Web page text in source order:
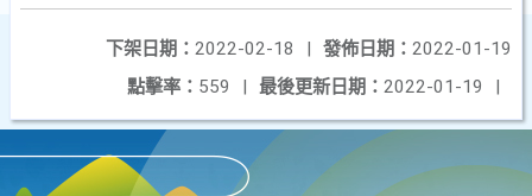
發佈日期： 2022-01-19
下架日期： 2022-02-18
|
最後更新日期： 2022-01-19 |
點擊率： 559 |